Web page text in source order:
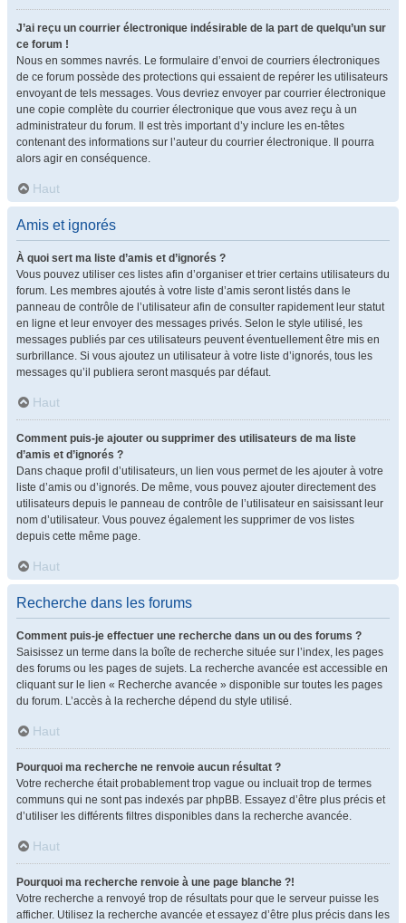
J’ai reçu un courrier électronique indésirable de la part de quelqu’un sur
ce forum !
Nous en sommes navrés. Le formulaire d’envoi de courriers électroniques
de ce forum possède des protections qui essaient de repérer les utilisateurs
envoyant de tels messages. Vous devriez envoyer par courrier électronique
une copie complète du courrier électronique que vous avez reçu à un
administrateur du forum. Il est très important d’y inclure les en-têtes
contenant des informations sur l’auteur du courrier électronique. Il pourra
alors agir en conséquence.
Haut
Amis et ignorés
À quoi sert ma liste d’amis et d’ignorés ?
Vous pouvez utiliser ces listes afin d’organiser et trier certains utilisateurs du
forum. Les membres ajoutés à votre liste d’amis seront listés dans le
panneau de contrôle de l’utilisateur afin de consulter rapidement leur statut
en ligne et leur envoyer des messages privés. Selon le style utilisé, les
messages publiés par ces utilisateurs peuvent éventuellement être mis en
surbrillance. Si vous ajoutez un utilisateur à votre liste d’ignorés, tous les
messages qu’il publiera seront masqués par défaut.
Haut
Comment puis-je ajouter ou supprimer des utilisateurs de ma liste
d’amis et d’ignorés ?
Dans chaque profil d’utilisateurs, un lien vous permet de les ajouter à votre
liste d’amis ou d’ignorés. De même, vous pouvez ajouter directement des
utilisateurs depuis le panneau de contrôle de l’utilisateur en saisissant leur
nom d’utilisateur. Vous pouvez également les supprimer de vos listes
depuis cette même page.
Haut
Recherche dans les forums
Comment puis-je effectuer une recherche dans un ou des forums ?
Saisissez un terme dans la boîte de recherche située sur l’index, les pages
des forums ou les pages de sujets. La recherche avancée est accessible en
cliquant sur le lien « Recherche avancée » disponible sur toutes les pages
du forum. L’accès à la recherche dépend du style utilisé.
Haut
Pourquoi ma recherche ne renvoie aucun résultat ?
Votre recherche était probablement trop vague ou incluait trop de termes
communs qui ne sont pas indexés par phpBB. Essayez d’être plus précis et
d’utiliser les différents filtres disponibles dans la recherche avancée.
Haut
Pourquoi ma recherche renvoie à une page blanche ?!
Votre recherche a renvoyé trop de résultats pour que le serveur puisse les
afficher. Utilisez la recherche avancée et essayez d’être plus précis dans les